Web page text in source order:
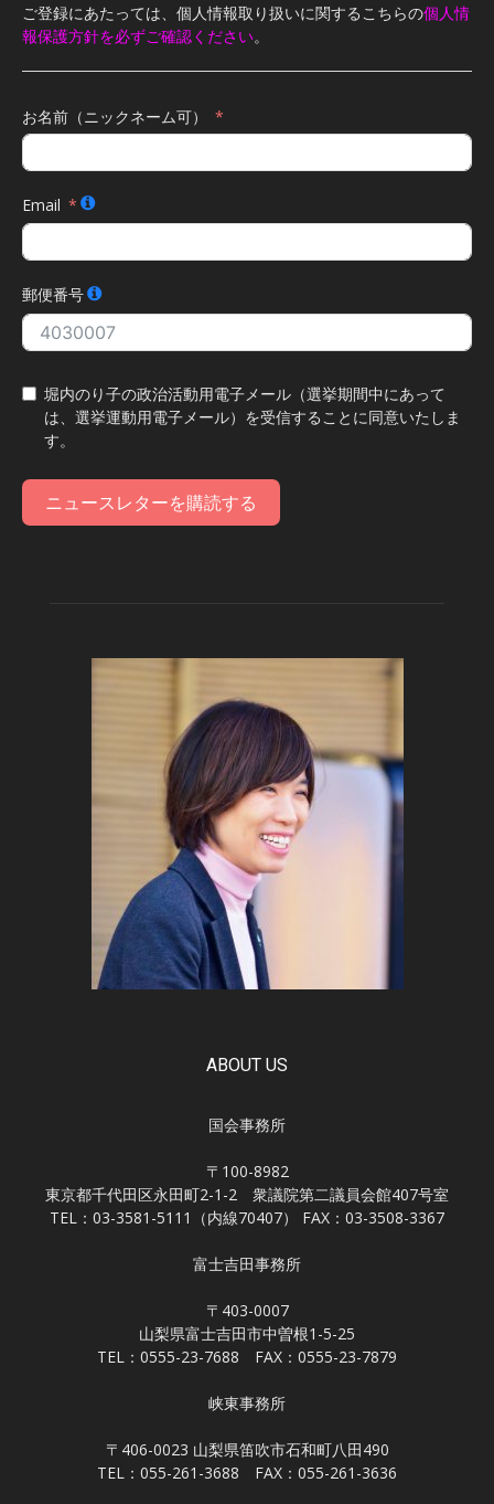
ご登録にあたっては、個人情報取り扱いに関するこちらの個人情
報保護方針を必ずご確認ください。
お名前（ニックネーム可）
Email
郵便番号
堀内のり子の政治活動用電子メール（選挙期間中にあって
は、選挙運動用電子メール）を受信することに同意いたしま
す。
ニュースレターを購読する
ABOUT US
国会事務所
〒100-8982
東京都千代田区永田町2-1-2 衆議院第二議員会館407号室
TEL：03-3581-5111（内線70407） FAX：03-3508-3367
富士吉田事務所
〒403-0007
山梨県富士吉田市中曽根1-5-25
TEL：0555-23-7688 FAX：0555-23-7879
峡東事務所
〒406-0023 山梨県笛吹市石和町八田490
TEL：055-261-3688 FAX：055-261-3636